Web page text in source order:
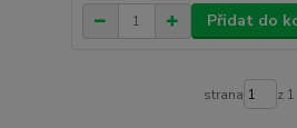
Přidat do
strana z 1